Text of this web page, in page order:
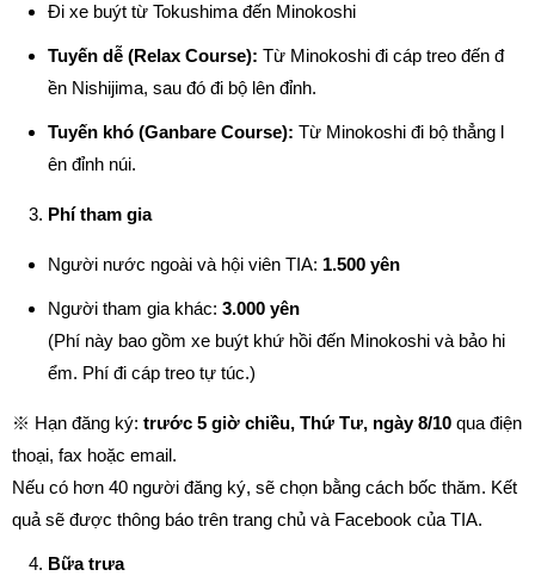
Đi xe buýt từ Tokushima đến Minokoshi
Tuyến dễ (Relax Course): Từ Minokoshi đi cáp treo đến đ
ền Nishijima, sau đó đi bộ lên đỉnh.
Tuyến khó (Ganbare Course): Từ Minokoshi đi bộ thẳng l
ên đỉnh núi.
Phí tham gia
Người nước ngoài và hội viên TIA: 1.500 yên
Người tham gia khác: 3.000 yên
(Phí này bao gồm xe buýt khứ hồi đến Minokoshi và bảo hi
ểm. Phí đi cáp treo tự túc.)
※ Hạn đăng ký: trước 5 giờ chiều, Thứ Tư, ngày 8/10 qua điện
thoại, fax hoặc email.
Nếu có hơn 40 người đăng ký, sẽ chọn bằng cách bốc thăm. Kết
quả sẽ được thông báo trên trang chủ và Facebook của TIA.
Bữa trưa